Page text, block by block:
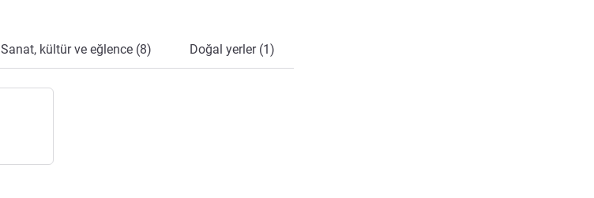
Sanat, kültür ve eğlence (8) Doğal yerler (1)